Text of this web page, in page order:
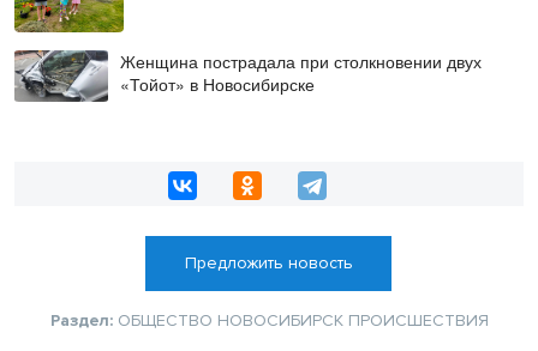
Женщина пострадала при столкновении двух
«Тойот» в Новосибирске
Предложить новость
Раздел: ОБЩЕСТВО НОВОСИБИРСК ПРОИСШЕСТВИЯ